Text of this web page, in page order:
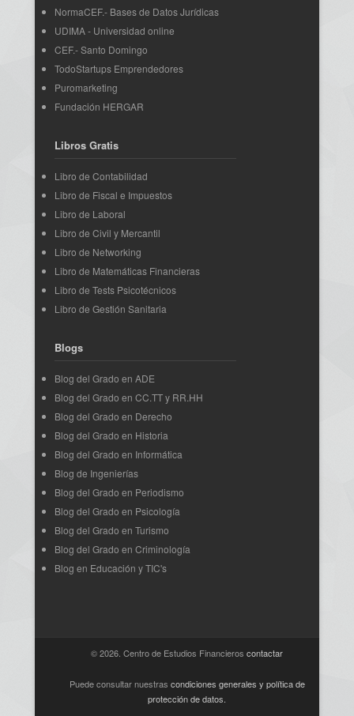
NormaCEF.- Bases de Datos Jurídicas
UDIMA - Universidad online
CEF.- Santo Domingo
TodoStartups Emprendedores
Puromarketing
Fundación HERGAR
Libros Gratis
Libro de Contabilidad
Libro de Fiscal e Impuestos
Libro de Laboral
Libro de Civil y Mercantil
Libro de Networking
Libro de Matemáticas Financieras
Libro de Tests Psicotécnicos
Libro de Gestión Sanitaria
Blogs
Blog del Grado en ADE
Blog del Grado en CC.TT y RR.HH
Blog del Grado en Derecho
Blog del Grado en Historia
Blog del Grado en Informática
Blog de Ingenierías
Blog del Grado en Periodismo
Blog del Grado en Psicología
Blog del Grado en Turismo
Blog del Grado en Criminología
Blog en Educación y TIC's
© 2026. Centro de Estudios Financieros contactar
Puede consultar nuestras condiciones generales y política de
protección de datos